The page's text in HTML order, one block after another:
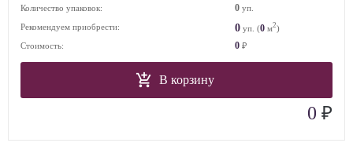
Количество упаковок: 0 уп.
Рекомендуем приобрести:
0 уп. (0 м2)
Стоимость:
0 ₽
В корзину
0 ₽